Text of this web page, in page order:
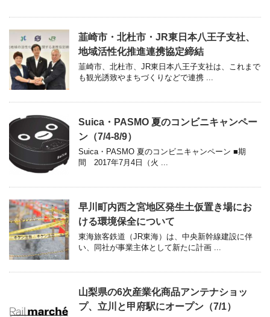
韮崎市・北杜市・JR東日本八王子支社、
地域活性化推進連携協定締結
韮崎市、北杜市、JR東日本八王子支社は、これまで
も観光誘致やまちづくりなどで連携 ...
Suica・PASMO 夏のコンビニキャンペー
ン（7/4-8/9）
Suica・PASMO 夏のコンビニキャンペーン ■期
間 2017年7月4日（火 ...
早川町内西之宮地区発生土仮置き場にお
ける環境保全について
東海旅客鉄道（JR東海）は、中央新幹線建設に伴
い、同社が事業主体として新たに計画 ...
山梨県の6次産業化商品アンテナショッ
プ、立川と甲府駅にオープン（7/1）